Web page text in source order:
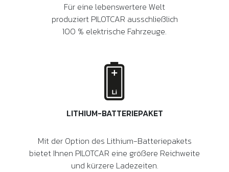
Für eine lebenswertere Welt
produziert PILOTCAR ausschließlich
100 % elektrische Fahrzeuge.
LITHIUM-BATTERIEPAKET
Mit der Option des Lithium-Batteriepakets
bietet Ihnen PILOTCAR eine größere Reichweite
und kürzere Ladezeiten.